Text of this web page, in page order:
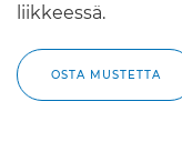
liikkeessä.
OSTA MUSTETTA